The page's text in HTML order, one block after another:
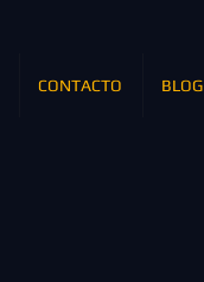
CONTACTO BLOG